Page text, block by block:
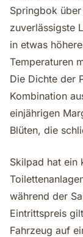
Springbok
zuverlässigste
in etwas
Temperaturen
Die Dichte der
Kombination
einjährigen
Blüten, die
Skilpad hat ein
während der
Eintrittspreis
Fahrzeug auf